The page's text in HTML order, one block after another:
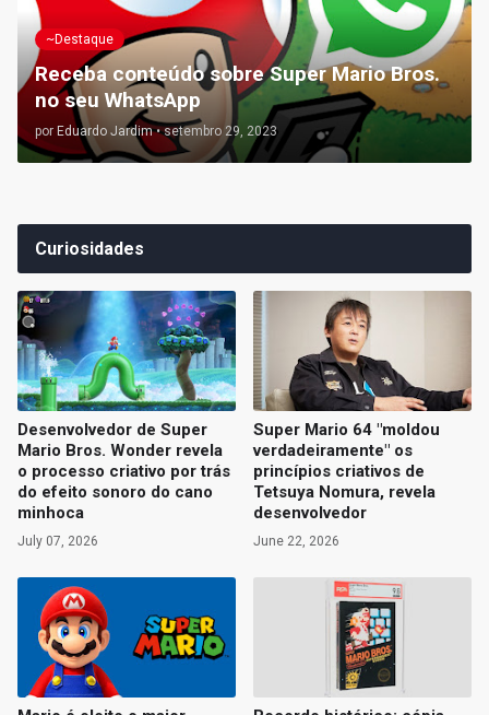
~Destaque
Receba conteúdo sobre Super Mario Bros.
no seu WhatsApp
por Eduardo Jardim • setembro 29, 2023
Curiosidades
Desenvolvedor de Super
Mario Bros. Wonder revela
o processo criativo por trás
do efeito sonoro do cano
minhoca
July 07, 2026
Super Mario 64 "moldou
verdadeiramente" os
princípios criativos de
Tetsuya Nomura, revela
desenvolvedor
June 22, 2026